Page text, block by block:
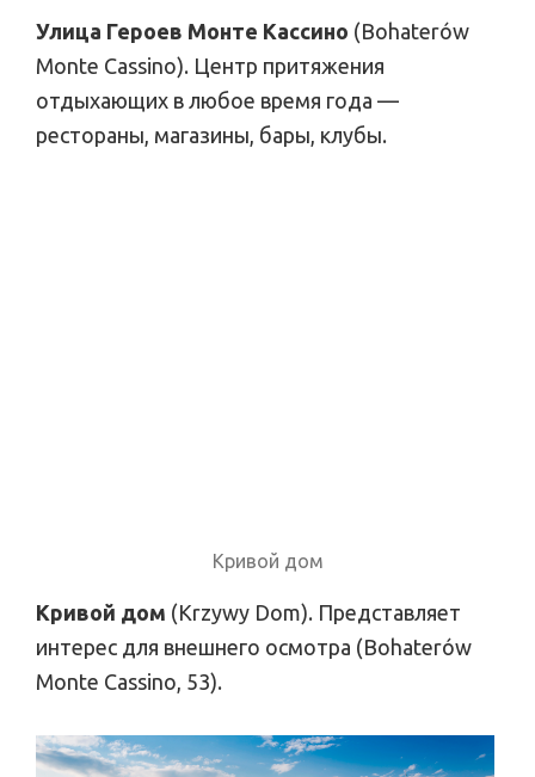
Улица Героев Монте Кассино (Bohaterów
Monte Cassino). Центр притяжения
отдыхающих в любое время года —
рестораны, магазины, бары, клубы.
Кривой дом
Кривой дом (Krzywy Dom). Представляет
интерес для внешнего осмотра (Bohaterów
Monte Cassino, 53).